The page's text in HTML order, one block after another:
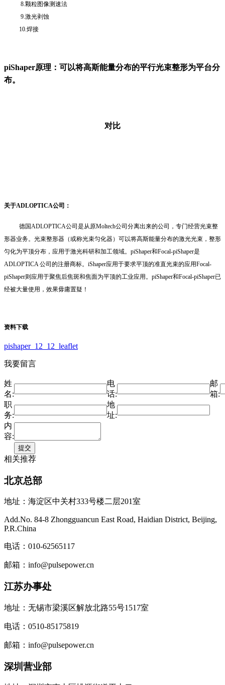
8.颗粒图像测速法
9.激光剥蚀
10.焊接
piShaper原理：可以将高斯能量分布的平行光束整形为平台分
布。
对比
关于ADLOPTICA公司：
德国ADLOPTICA公司是从原Moltech公司分离出来的公司，专门经营光束整
形器业务。光束整形器（或称光束匀化器）可以将高斯能量分布的激光光束，整形
匀化为平顶分布，应用于激光科研和加工领域。piShaper和Focal-piShaper是
ADLOPTICA 公司的注册商标。iShaper应用于要求平顶的准直光束的应用Focal-
piShaper则应用于聚焦后焦斑和焦面为平顶的工业应用。piShaper和Focal-piShaper已
经被大量使用，效果毋庸置疑！
资料下载
pishaper_12_12_leaflet
我要留言
姓
名:
电
话:
邮
箱:
职
务:
地
址:
内
容:
相关推荐
北京总部
地址：海淀区中关村333号楼二层201室
Add.No. 84-8 Zhongguancun East Road, Haidian District, Beijing,
P.R.China
电话：010-62565117
邮箱：info@pulsepower.cn
江苏办事处
地址：无锡市梁溪区解放北路55号1517室
电话：0510-85175819
邮箱：info@pulsepower.cn
深圳营业部